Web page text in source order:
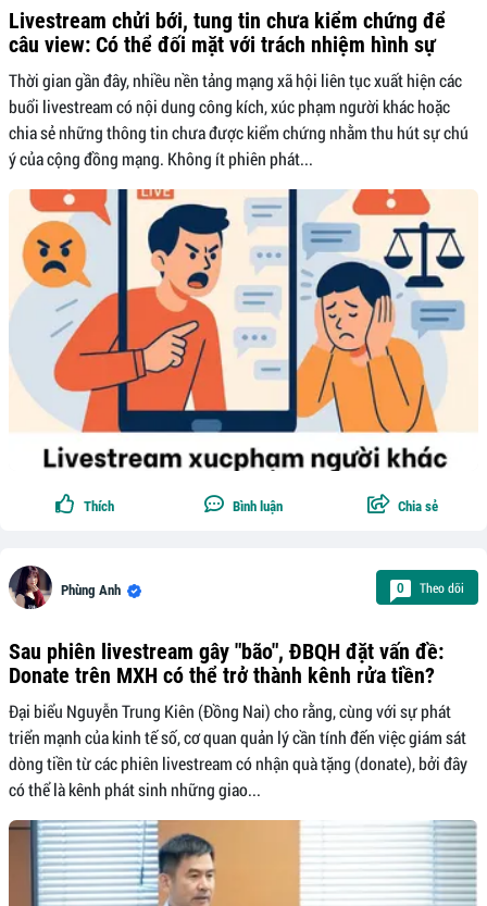
Livestream chửi bới, tung tin chưa kiểm chứng để
câu view: Có thể đối mặt với trách nhiệm hình sự
Thời gian gần đây, nhiều nền tảng mạng xã hội liên tục xuất hiện các
buổi livestream có nội dung công kích, xúc phạm người khác hoặc
chia sẻ những thông tin chưa được kiểm chứng nhằm thu hút sự chú
ý của cộng đồng mạng. Không ít phiên phát...
Thích Bình luận Chia sẻ
Phùng Anh 0 Theo dõi
Sau phiên livestream gây "bão", ĐBQH đặt vấn đề:
Donate trên MXH có thể trở thành kênh rửa tiền?
Đại biểu Nguyễn Trung Kiên (Đồng Nai) cho rằng, cùng với sự phát
triển mạnh của kinh tế số, cơ quan quản lý cần tính đến việc giám sát
dòng tiền từ các phiên livestream có nhận quà tặng (donate), bởi đây
có thể là kênh phát sinh những giao...